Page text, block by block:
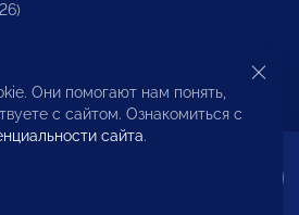
предпринимателей и
Они помогают нам понять,
с сайтом. Ознакомиться с
сайта.